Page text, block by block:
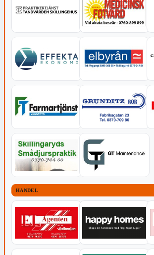
HANDEL